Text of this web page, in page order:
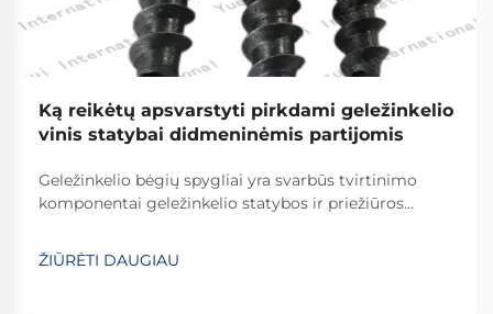
Ką reikėtų apsvarstyti pirkdami geležinkelio
vinis statybai didmeninėmis partijomis
Geležinkelio bėgių spygliai yra svarbūs tvirtinimo
komponentai geležinkelio statybos ir priežiūros
geležinkelio jungčių jungtis. Šie sunkūs tvirtinimo
įtaisai turi atlaikyti milžiniškas jėgas nuo važiuojančių
ŽIŪRĖTI DAUGIAU